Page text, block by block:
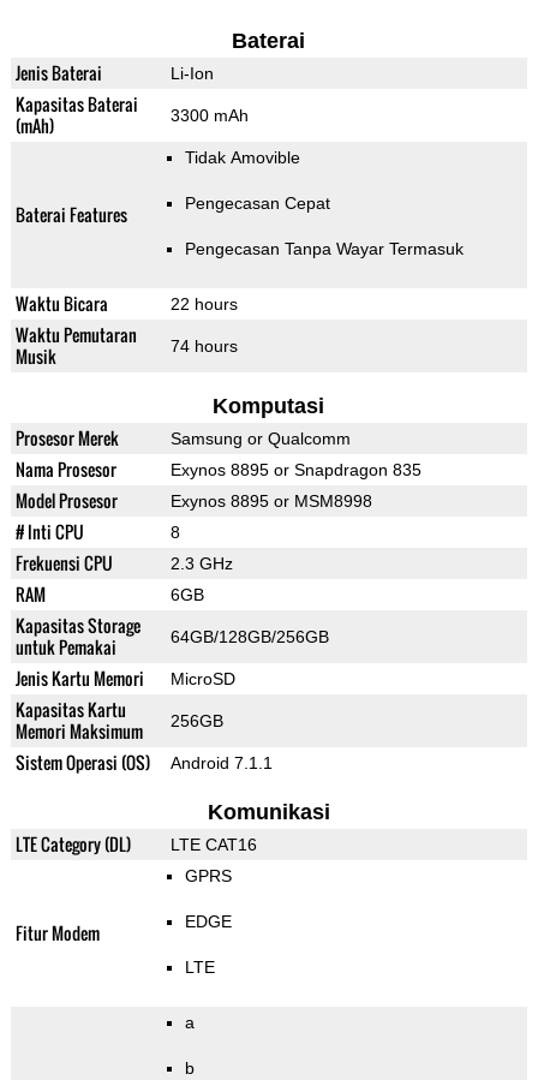
Baterai
Jenis Baterai Li-Ion
Kapasitas Baterai
(mAh)
3300 mAh
Baterai Features
Tidak Amovible
Pengecasan Cepat
Pengecasan Tanpa Wayar Termasuk
Waktu Bicara 22 hours
Waktu Pemutaran
Musik
74 hours
Komputasi
Prosesor Merek Samsung or Qualcomm
Nama Prosesor Exynos 8895 or Snapdragon 835
Model Prosesor Exynos 8895 or MSM8998
# Inti CPU 8
Frekuensi CPU 2.3 GHz
RAM 6GB
Kapasitas Storage
untuk Pemakai
64GB/128GB/256GB
Jenis Kartu Memori MicroSD
Kapasitas Kartu
Memori Maksimum
256GB
Sistem Operasi (OS) Android 7.1.1
Komunikasi
LTE Category (DL) LTE CAT16
Fitur Modem
GPRS
EDGE
LTE
a
b